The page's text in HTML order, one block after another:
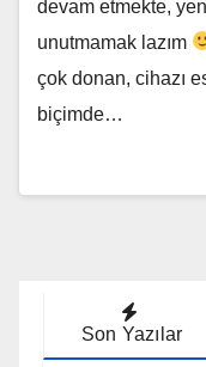
devam etmekte,
unutmamak lazım
çok donan, cihazı
biçimde…
Son Yazılar